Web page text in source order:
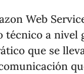
Web
técnico a nivel
que se